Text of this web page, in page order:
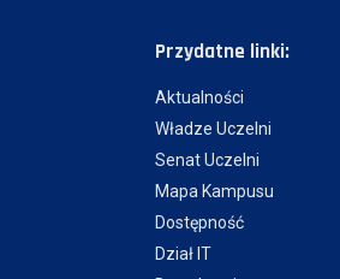
Przydatne linki:
Aktualności
Władze Uczelni
Senat Uczelni
Mapa Kampusu
Dostępność
Dział IT